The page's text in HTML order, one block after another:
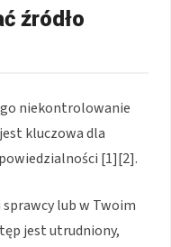
źródło
niekontrolowanie
kluczowa dla
[1][2].
lub w Twoim
jest utrudniony,